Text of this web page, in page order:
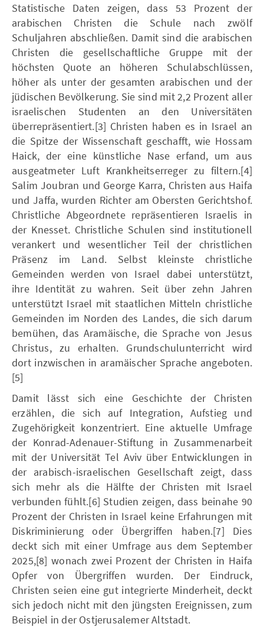
Statistische Daten zeigen, dass 53 Prozent der
arabischen Christen die Schule nach zwölf
Schuljahren abschließen. Damit sind die arabischen
Christen die gesellschaftliche Gruppe mit der
höchsten Quote an höheren Schulabschlüssen,
höher als unter der gesamten arabischen und der
jüdischen Bevölkerung. Sie sind mit 2,2 Prozent aller
israelischen Studenten an den Universitäten
überrepräsentiert.[3] Christen haben es in Israel an
die Spitze der Wissenschaft geschafft, wie Hossam
Haick, der eine künstliche Nase erfand, um aus
ausgeatmeter Luft Krankheitserreger zu filtern.[4]
Salim Joubran und George Karra, Christen aus Haifa
und Jaffa, wurden Richter am Obersten Gerichtshof.
Christliche Abgeordnete repräsentieren Israelis in
der Knesset. Christliche Schulen sind institutionell
verankert und wesentlicher Teil der christlichen
Präsenz im Land. Selbst kleinste christliche
Gemeinden werden von Israel dabei unterstützt,
ihre Identität zu wahren. Seit über zehn Jahren
unterstützt Israel mit staatlichen Mitteln christliche
Gemeinden im Norden des Landes, die sich darum
bemühen, das Aramäische, die Sprache von Jesus
Christus, zu erhalten. Grundschulunterricht wird
dort inzwischen in aramäischer Sprache angeboten.
[5]
Damit lässt sich eine Geschichte der Christen
erzählen, die sich auf Integration, Aufstieg und
Zugehörigkeit konzentriert. Eine aktuelle Umfrage
der Konrad-Adenauer-Stiftung in Zusammenarbeit
mit der Universität Tel Aviv über Entwicklungen in
der arabisch-israelischen Gesellschaft zeigt, dass
sich mehr als die Hälfte der Christen mit Israel
verbunden fühlt.[6] Studien zeigen, dass beinahe 90
Prozent der Christen in Israel keine Erfahrungen mit
Diskriminierung oder Übergriffen haben.[7] Dies
deckt sich mit einer Umfrage aus dem September
2025,[8] wonach zwei Prozent der Christen in Haifa
Opfer von Übergriffen wurden. Der Eindruck,
Christen seien eine gut integrierte Minderheit, deckt
sich jedoch nicht mit den jüngsten Ereignissen, zum
Beispiel in der Ostjerusalemer Altstadt.